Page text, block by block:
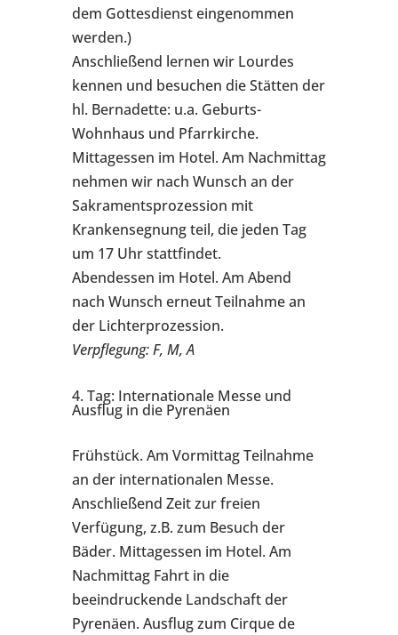
dem Gottesdienst eingenommen
werden.)
Anschließend lernen wir Lourdes
kennen und besuchen die Stätten der
hl. Bernadette: u.a. Geburts-
Wohnhaus und Pfarrkirche.
Mittagessen im Hotel. Am Nachmittag
nehmen wir nach Wunsch an der
Sakramentsprozession mit
Krankensegnung teil, die jeden Tag
um 17 Uhr stattfindet.
Abendessen im Hotel. Am Abend
nach Wunsch erneut Teilnahme an
der Lichterprozession.
Verpflegung: F, M, A
4. Tag: Internationale Messe und
Ausflug in die Pyrenäen
Frühstück. Am Vormittag Teilnahme
an der internationalen Messe.
Anschließend Zeit zur freien
Verfügung, z.B. zum Besuch der
Bäder. Mittagessen im Hotel. Am
Nachmittag Fahrt in die
beeindruckende Landschaft der
Pyrenäen. Ausflug zum Cirque de